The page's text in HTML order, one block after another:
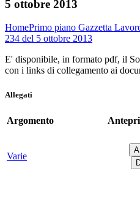
5 ottobre 2013
HomePrimo piano Gazzetta
234 del 5 ottobre 2013
E' disponibile, in formato pdf, il
con i links di collegamento ai
Allegati
Argomento
Varie